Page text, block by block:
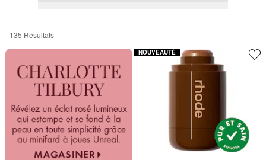
Bronzant
135 Résultats
NOUVEAUTÉ